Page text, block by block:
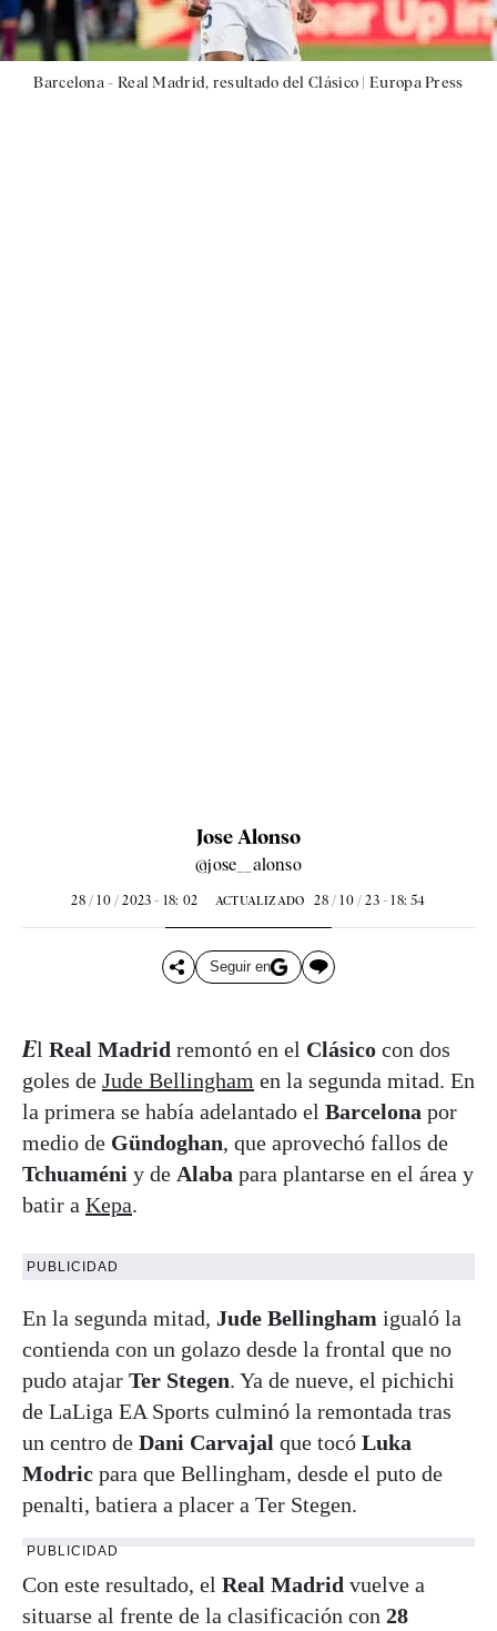
Barcelona - Real Madrid, resultado del Clásico |Europa Press
Jose Alonso
@jose__alonso
28 / 10 / 2023 - 18: 02 ACTUALIZADO 28 / 10 / 23 - 18: 54
Seguir en
El Real Madrid remontó en el Clásico con dos
goles de Jude Bellingham en la segunda mitad. En
la primera se había adelantado el Barcelona por
medio de Gündoghan, que aprovechó fallos de
Tchuaméni y de Alaba para plantarse en el área y
batir a Kepa.
PUBLICIDAD
En la segunda mitad, Jude Bellingham igualó la
contienda con un golazo desde la frontal que no
pudo atajar Ter Stegen. Ya de nueve, el pichichi
de LaLiga EA Sports culminó la remontada tras
un centro de Dani Carvajal que tocó Luka
Modric para que Bellingham, desde el puto de
penalti, batiera a placer a Ter Stegen.
PUBLICIDAD
Con este resultado, el Real Madrid vuelve a
situarse al frente de la clasificación con 28